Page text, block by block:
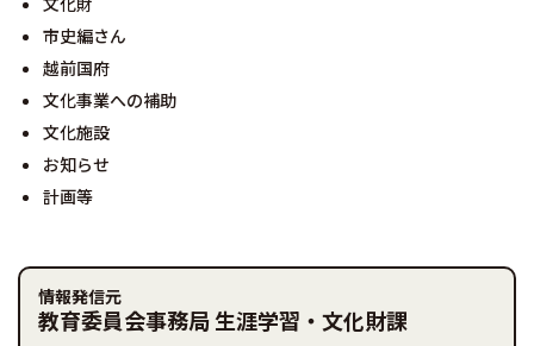
市史編さん
越前国府
文化事業への補助
文化施設
お知らせ
計画等
情報発信元
教育委員会事務局 生涯学習・文化財課